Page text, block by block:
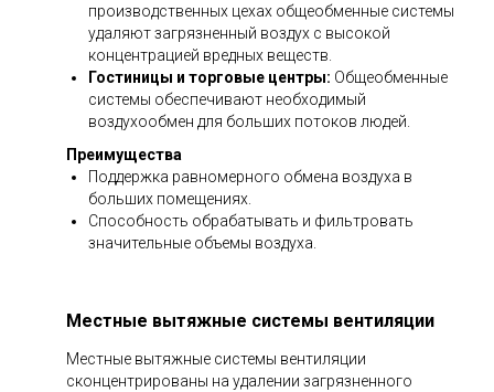
производственных цехах общеобменные системы
удаляют загрязненный воздух с высокой
концентрацией вредных веществ.
Гостиницы и торговые центры: Общеобменные
системы обеспечивают необходимый
воздухообмен для больших потоков людей.
Преимущества
Поддержка равномерного обмена воздуха в
больших помещениях.
Способность обрабатывать и фильтровать
значительные объемы воздуха.
Местные вытяжные системы вентиляции
Местные вытяжные системы вентиляции
сконцентрированы на удалении загрязненного